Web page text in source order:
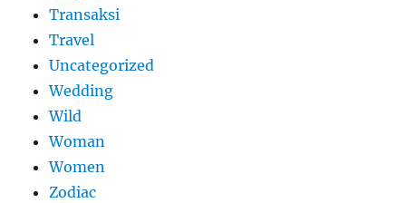
Transaksi
Travel
Uncategorized
Wedding
Wild
Woman
Women
Zodiac